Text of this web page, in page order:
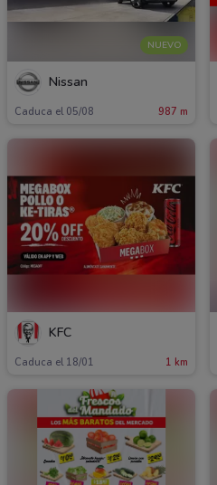
NUEVO
Nissan
Caduca el 05/08 987 m
KFC
Caduca el 18/01 1 km